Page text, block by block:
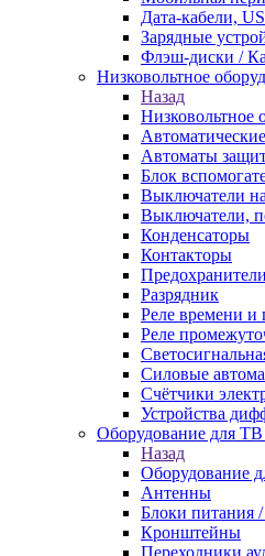
Дата-кабели,
Зарядные
Флэш-диски /
Низковольтное
Назад
Низковольтное
Автоматы
Блок
Выключатели
Выключатели,
Конденсаторы
Контакторы
Предохранители
Разрядник
Реле времени и
Реле
Силовые
Счётчики
Устройства
Оборудование для
Назад
Оборудование
Антенны
Блоки питания
Кронштейны
Переходники